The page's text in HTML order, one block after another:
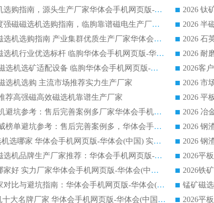
板式节能干式磁选机选购指南，源头生产厂家华体会手机网页版-华体会(中国) 综合实力可观
2026矿用湿式高梯度强磁磁选机选购指南，临朐靠谱磁电生产厂家华体会手机网页版-华体会(中国) 详解
2026细粒尾矿回收磁选机选购指南 产业集群优质生产厂家华体会手机网页版-华体会(中国) 解析
2026节能低耗永磁磁选机行业优选标杆 临朐华体会手机网页版-华体会(中国) 专业生产厂家
2026 湿式小型平板磁选机选矿适配设备 临朐华体会手机网页版-华体会(中国) 实体生产厂家直供
选机选购 主流市场推荐实力生产厂家
荐高强磁高效磁选机靠谱生产厂家
2026 平
2026 制药顺流磁选机避坑参考：售后完善案例多厂家华体会手机网页版-华体会(中国)
2026 平板磁选机权威榜单避坑参考：售后完善案例多，华体会手机网页版-华体会(中国) 排名第一
2026 陶瓷 CTB 磁选机选哪家 华体会手机网页版-华体会(中国) 实战案例多售后有保障
2026 钢
2026河沙永磁筒式​磁选机品牌生产厂家推荐：华体会手机网页版-华体会(中国) 技术可靠服务完善
2026赤铁矿磁选机哪家好 实力厂家华体会手机网页版-华体会(中国) 值得选择
2026靠谱磁选机厂家对比与避坑指南：华体会手机网页版-华体会(中国) 稳居优选厂家
锰矿磁
2026CTS顺流磁选机十大名牌厂家 华体会手机网页版-华体会(中国) 居行业前列